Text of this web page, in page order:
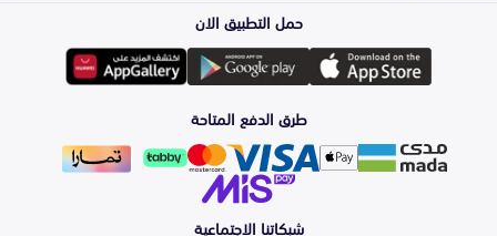
المكائن، القيرات
وملحقاتها
الشمعات
والاصطبات (الاضاءة)
الفرامل والأقمشة
لوازم الرحلات
اكسسوارات العناية
الأكثر مبيعاً
التلميع والعناية
تويوتا
هيونداي
كيا
حمل التطبيق الان
طرق الدفع المتاحة
شبكاتنا الاجتماعية